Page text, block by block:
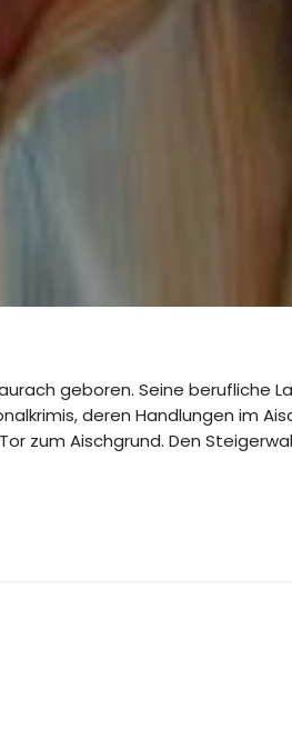
geboren. Seine berufliche
deren Handlungen im
zum Aischgrund. Den